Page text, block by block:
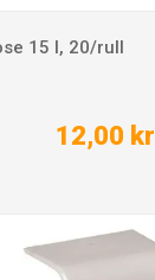
15 l, 20/rull
12,00 kr